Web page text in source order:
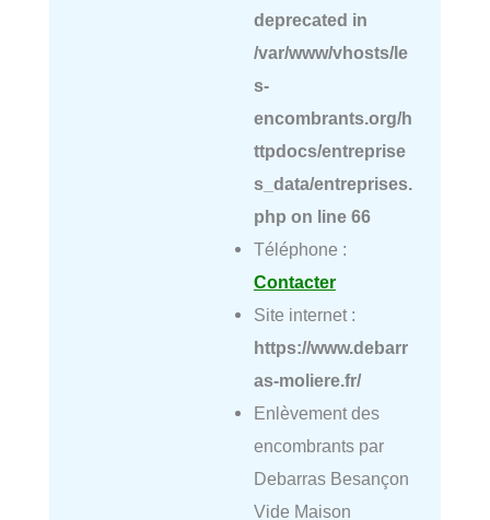
deprecated in
/var/www/vhosts/le
s-
encombrants.org/h
ttpdocs/entreprise
s_data/entreprises.
php on line 66
Téléphone :
Contacter
Site internet :
https://www.debarr
as-moliere.fr/
Enlèvement des
encombrants par
Debarras Besançon
Vide Maison